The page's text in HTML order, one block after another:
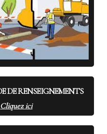
DE RENSEIGNEMENTS
Cliquez ici